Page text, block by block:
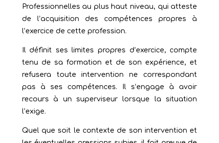
Professionnelles au plus haut niveau, qui atteste
de l’acquisition des compétences propres à
l’exercice de cette profession.
Il définit ses limites propres d’exercice, compte
tenu de sa formation et de son expérience, et
refusera toute intervention ne correspondant
pas à ses compétences. Il s’engage à avoir
recours à un superviseur lorsque la situation
l’exige.
Quel que soit le contexte de son intervention et